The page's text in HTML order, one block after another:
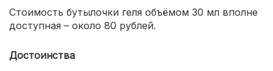
Стоимость бутылочки геля объёмом 30 мл вполне
доступная – около 80 рублей.
Достоинства